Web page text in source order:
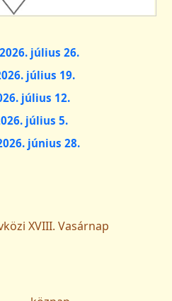
július 26.
július 19.
július 12.
július 5.
június 28.
XVIII. Vasárnap